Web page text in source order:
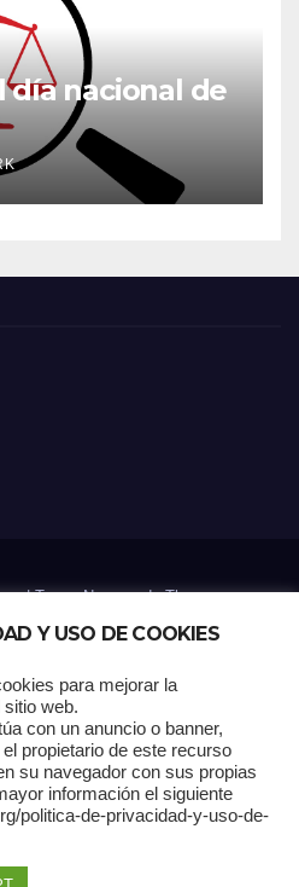
día nacional de
|Tema: Newsup deThemeansar
Contactos Documental Gracias !
ejemplo Pagina Principal Pago
Y USO DE COOKIES
para mejorar la
web.
con un anuncio o banner,
propietario de este recurso
su navegador con sus propias
información el siguiente
politica-de-privacidad-y-uso-de-